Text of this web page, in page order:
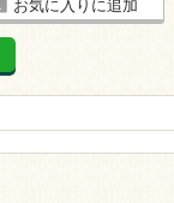
お気に入りに追加